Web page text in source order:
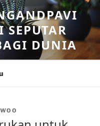
DUNIA